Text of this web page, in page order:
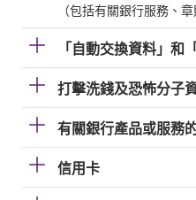
（包括有關銀行服務、
「自動交換資料」和
打擊洗錢及恐怖分子
有關銀行產品或服務
信用卡